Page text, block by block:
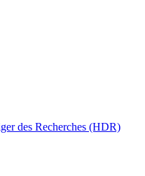
des Recherches (HDR)